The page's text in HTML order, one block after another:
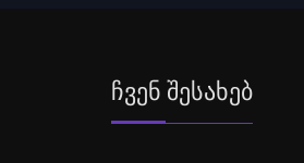
Ჩვენ Შესახებ